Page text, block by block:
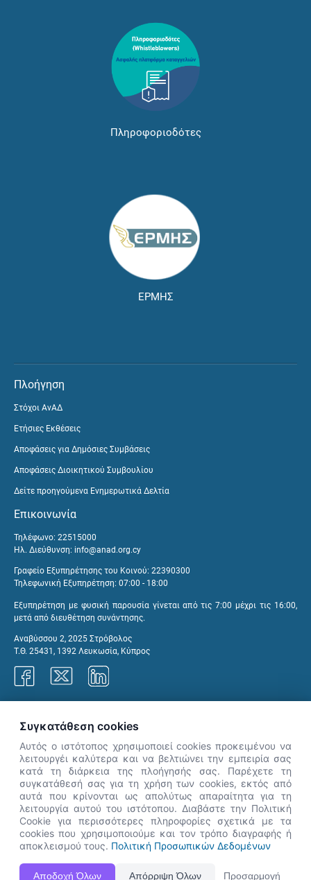
Πληροφοριοδότες
ΕΡΜΗΣ
Πλοήγηση
Στόχοι ΑνΑΔ
Ετήσιες Εκθέσεις
Αποφάσεις για Δημόσιες Συμβάσεις
Αποφάσεις Διοικητικού Συμβουλίου
Δείτε προηγούμενα Ενημερωτικά Δελτία
Επικοινωνία
Τηλέφωνο: 22515000
Ηλ. Διεύθυνση: info@anad.org.cy
Γραφείο Εξυπηρέτησης του Κοινού: 22390300
Τηλεφωνική Εξυπηρέτηση: 07:00 - 18:00
Εξυπηρέτηση με φυσική παρουσία γίνεται από τις 7:00 μέχρι τις 16:00,
μετά από διευθέτηση συνάντησης.
Αναβύσσου 2, 2025 Στρόβολος
Τ.Θ. 25431, 1392 Λευκωσία, Κύπρος
Η Ιστοσελίδα ΑνΑΔ είναι πλήρως συμβατή με τις νεότερες εκδόσεις, Google Chrome, Mozilla Firefox,
Apple Safari καθώς και Internet Explorer.
👋 Καλώς ήρθες! Είμαι η Νόησις.
Πες μου πώς μπορώ να σε βοηθήσω
σήμερα.
Συγκατάθεση cookies
Αυτός ο ιστότοπος χρησιμοποιεί cookies προκειμένου να
λειτουργέι καλύτερα και να βελτιώνει την εμπειρία σας
κατά τη διάρκεια της πλοήγησής σας. Παρέχετε τη
συγκατάθεσή σας για τη χρήση των cookies, εκτός από
αυτά που κρίνονται ως απολύτως απαραίτητα για τη
λειτουργία αυτού του ιστότοπου. Διαβάστε την Πολιτική
Cookie για περισσότερες πληροφορίες σχετικά με τα
cookies που χρησιμοποιούμε και τον τρόπο διαγραφής ή
αποκλεισμού τους. Πολιτική Προσωπικών Δεδομένων
Αποδοχή Όλων Απόρριψη Όλων Προσαρμογή